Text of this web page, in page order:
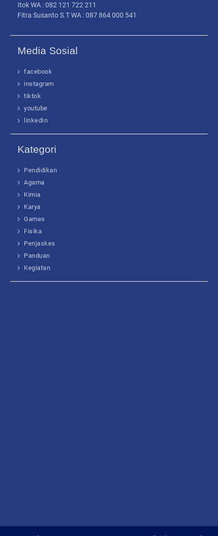
Itok WA : 082 121 722 211
Fitra Susanto S.T WA : 087 864 000 541
Media Sosial
facebook
instagram
tiktok
youtube
linkedIn
Kategori
Pendidikan
Agama
Kimia
Karya
Games
Fisika
Penjaskes
Panduan
Kegiatan